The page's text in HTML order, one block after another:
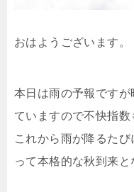
おはようございます。
本日は雨の予報です
ていますので不快指数
これから雨が降るた
って本格的な秋到来と